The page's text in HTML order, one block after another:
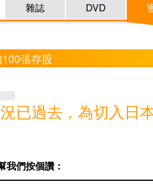
雜誌 DVD
張存股
已過去，為切入日
我們按個讚：